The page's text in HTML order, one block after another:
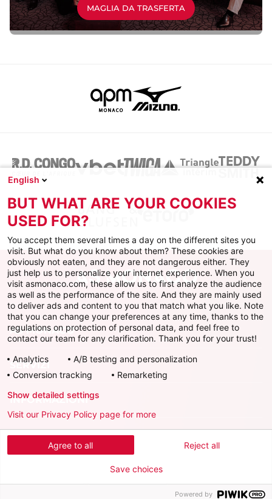
MAGLIA DA TRASFERTA
AS MONACO
SERVIZI
INFORMAZIONI
Scarica l'app ufficiale
English
BUT WHAT ARE YOUR COOKIES
USED FOR?
You accept them several times a day on the different sites you
visit. But what do you know about them? These cookies are
obviously not eaten, and they are not dangerous either. They
just help us to personalize your internet experience. When you
visit asmonaco.com, these allow us to first analyze the audience
as well as the performance of the site. And they are mainly used
to deliver ads and content to you that match what you like. Note
that you can change your preferences at any time, thanks to the
regulations on protection of personal data, and feel free to
contact our team for any clarification. Thank you for your trust!
Analytics
A/B testing and personalization
Conversion tracking
Remarketing
Agree to all Reject all
Show detailed settings
Visit our Privacy Policy page for more
Save choices
Powered by